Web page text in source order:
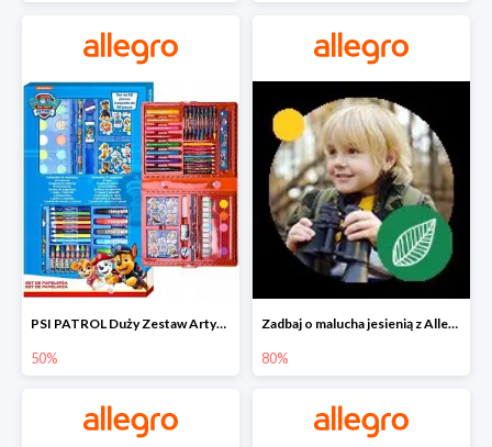
PSI PATROL Duży Zestaw Artystyczny 52 elementy na piąty komplet -50%
50%
Zadbaj o malucha jesienią z Allegro do -80%
80%